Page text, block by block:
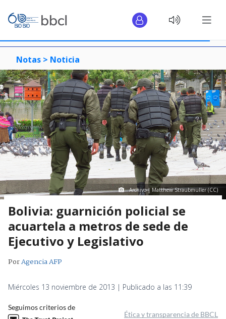
Notas > Noticia
Archivo | Matthew Straubmuller (CC)
Bolivia: guarnición policial se
acuartela a metros de sede de
Ejecutivo y Legislativo
PorAgencia AFP
Miércoles 13 noviembre de 2013 | Publicado a las 11:39
Seguimos criterios de
Ética y transparencia de BBCL